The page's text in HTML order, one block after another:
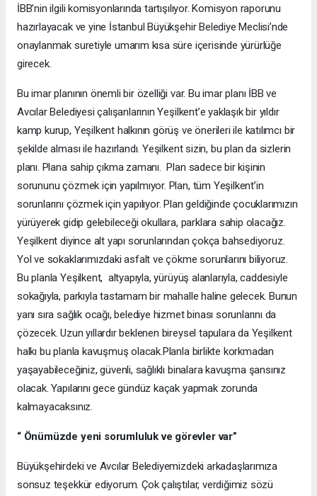
İBB’nin ilgili komisyonlarında tartışılıyor. Komisyon raporunu
hazırlayacak ve yine İstanbul Büyükşehir Belediye Meclisi’nde
onaylanmak suretiyle umarım kısa süre içerisinde yürürlüğe
girecek.
Bu imar planının önemli bir özelliği var. Bu imar planı İBB ve
Avcılar Belediyesi çalışanlarının Yeşilkent’e yaklaşık bir yıldır
kamp kurup, Yeşilkent halkının görüş ve önerileri ile katılımcı bir
şekilde alması ile hazırlandı. Yeşilkent sizin, bu plan da sizlerin
planı. Plana sahip çıkma zamanı. Plan sadece bir kişinin
sorununu çözmek için yapılmıyor. Plan, tüm Yeşilkent’in
sorunlarını çözmek için yapılıyor. Plan geldiğinde çocuklarımızın
yürüyerek gidip gelebileceği okullara, parklara sahip olacağız.
Yeşilkent diyince alt yapı sorunlarından çokça bahsediyoruz.
Yol ve sokaklarımızdaki asfalt ve çökme sorunlarını biliyoruz.
Bu planla Yeşilkent, altyapıyla, yürüyüş alanlarıyla, caddesiyle
sokağıyla, parkıyla tastamam bir mahalle haline gelecek. Bunun
yanı sıra sağlık ocağı, belediye hizmet binası sorunlarını da
çözecek. Uzun yıllardır beklenen bireysel tapulara da Yeşilkent
halkı bu planla kavuşmuş olacak.Planla birlikte korkmadan
yaşayabileceğiniz, güvenli, sağlıklı binalara kavuşma şansınız
olacak. Yapılarını gece gündüz kaçak yapmak zorunda
kalmayacaksınız.
“ Önümüzde yeni sorumluluk ve görevler var”
Büyükşehirdeki ve Avcılar Belediyemizdeki arkadaşlarımıza
sonsuz teşekkür ediyorum. Çok çalıştılar, verdiğimiz sözü